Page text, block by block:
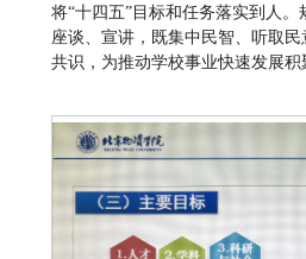
将“十四五”目标和任务落实到人
座谈、宣讲，既集中民智、听取
共识，为推动学校事业快速发展积